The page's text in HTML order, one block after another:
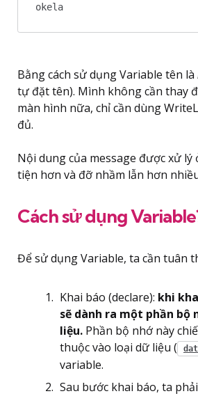
okela
Bằng cách sử dụng Variable tên là
tự đặt tên). Mình không cần thay
màn hình nữa, chỉ cần dùng
đủ.
Nội dung của message được xử lý
tiện hơn và đỡ nhầm lẫn hơn
Cách sử dụng
Để sử dụng Variable, ta cần tuân
Khai báo (declare): khi
sẽ dành ra một phần bộ
liệu. Phần bộ nhớ này
thuộc vào loại dữ liệu (
variable.
Sau bước khai báo, ta phải